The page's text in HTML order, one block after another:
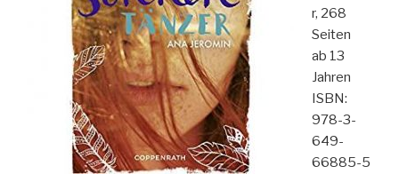
r, 268
Seiten
ab 13
Jahren
ISBN:
978-3-
649-
66885-5